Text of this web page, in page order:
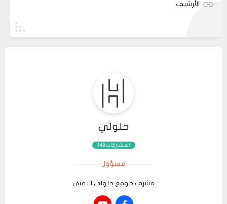
الأرشيف
حلولي
المشاركات:149
مسؤول
مشرف موقع حلولي التقني